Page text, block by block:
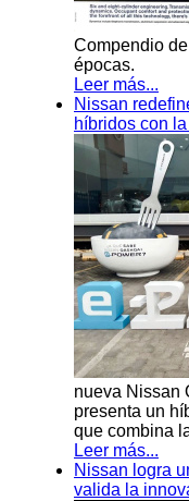
Compendio
épocas.
Leer más...
Nissan
híbridos con
nueva Nissan
presenta un
que combina
Leer más...
Nissan logra
valida la